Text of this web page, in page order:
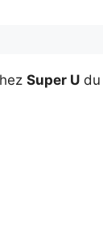
Super U du